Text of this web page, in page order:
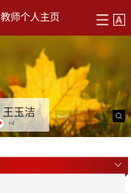
教师个人主页
王玉洁
+4